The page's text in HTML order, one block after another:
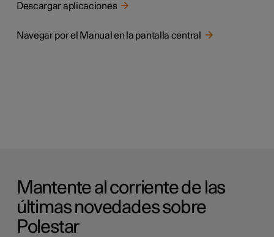
Descargar aplicaciones
Navegar por el Manual en la pantalla central
Mantente al corriente de las
últimas novedades sobre
Polestar